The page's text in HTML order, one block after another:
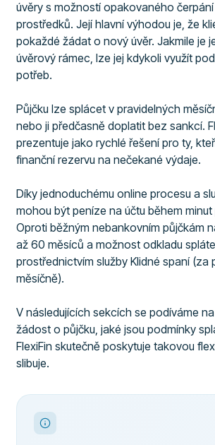
úvěry s možností opakovaného
prostředků. Její hlavní výhodou je, že
pokaždé žádat o nový úvěr. Jakmile je
úvěrový rámec, lze jej kdykoli využít
potřeb.
Půjčku lze splácet v pravidelných
nebo ji předčasně doplatit bez sankcí.
prezentuje jako rychlé řešení pro ty,
finanční rezervu na nečekané výdaje.
Díky jednoduchému online procesu a
mohou být peníze na účtu během
Oproti běžným nebankovním půjčkám
až 60 měsíců a možnost odkladu
prostřednictvím služby Klidné spaní (za
měsíčně).
V následujících sekcích se podíváme
žádost o půjčku, jaké jsou podmínky
FlexiFin skutečně poskytuje takovou
slibuje.